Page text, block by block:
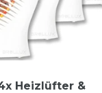
Heizlüfter &